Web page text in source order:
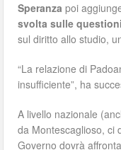
Speranza poi
svolta sulle
sul diritto allo studio,
“La relazione di
insufficiente”, ha
A livello nazionale
da Montescaglioso, ci
Governo dovrà